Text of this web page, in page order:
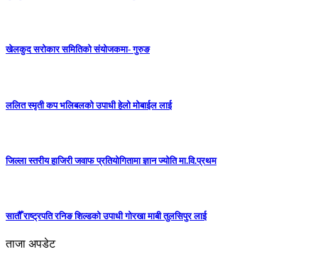
खेलकुद सरोकार समितिको संयोजकमा- गुरुङ
ललित स्मृती कप भलिबलको उपाधी हेलो मोबाईल लाई
जिल्ला स्तरीय हाजिरी जवाफ प्रतियोगितामा ज्ञान ज्योति मा.वि.प्रथम
सातौँ राष्ट्रपति रनिङ शिल्डको उपाधी गोरखा माबी तुलसिपुर लाई
ताजा अपडेट